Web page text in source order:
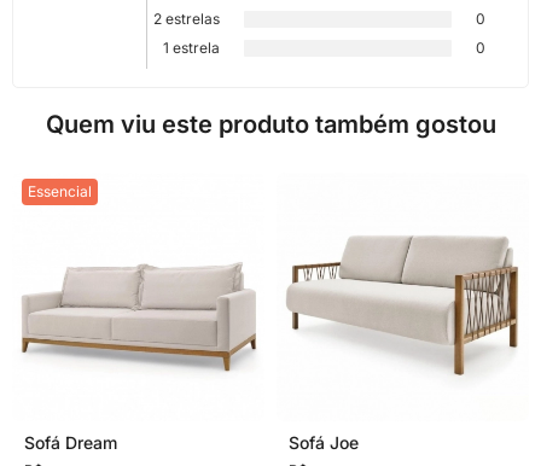
2 estrelas
0
1 estrela
0
Quem viu este produto também gostou
Essencial
Sofá Dream Sofá Joe